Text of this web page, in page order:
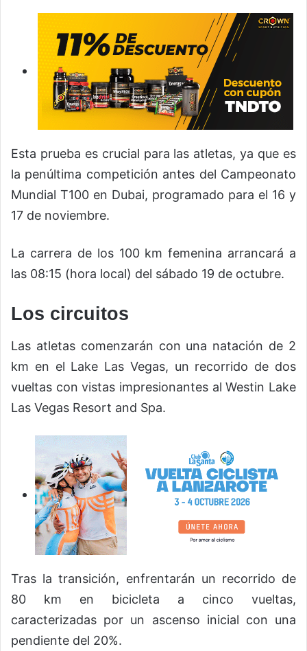
Esta prueba es crucial para las atletas, ya que es
la penúltima competición antes del Campeonato
Mundial T100 en Dubai, programado para el 16 y
17 de noviembre.
La carrera de los 100 km femenina arrancará a
las 08:15 (hora local) del sábado 19 de octubre.
Los circuitos
Las atletas comenzarán con una natación de 2
km en el Lake Las Vegas, un recorrido de dos
vueltas con vistas impresionantes al Westin Lake
Las Vegas Resort and Spa.
Tras la transición, enfrentarán un recorrido de
80 km en bicicleta a cinco vueltas,
caracterizadas por un ascenso inicial con una
pendiente del 20%.